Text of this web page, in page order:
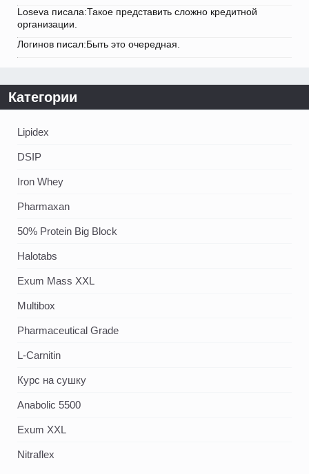
Loseva писала:Такое представить сложно кредитной
организации.
Логинов писал:Быть это очередная.
Категории
Lipidex
DSIP
Iron Whey
Pharmaxan
50% Protein Big Block
Halotabs
Exum Mass XXL
Multibox
Pharmaceutical Grade
L-Carnitin
Курс на сушку
Anabolic 5500
Exum XXL
Nitraflex